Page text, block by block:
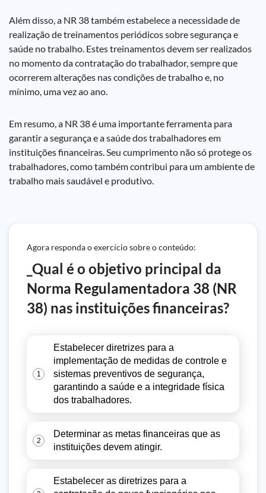
Além disso, a NR 38 também estabelece a necessidade de
realização de treinamentos periódicos sobre segurança e
saúde no trabalho. Estes treinamentos devem ser realizados
no momento da contratação do trabalhador, sempre que
ocorrerem alterações nas condições de trabalho e, no
mínimo, uma vez ao ano.
Em resumo, a NR 38 é uma importante ferramenta para
garantir a segurança e a saúde dos trabalhadores em
instituições financeiras. Seu cumprimento não só protege os
trabalhadores, como também contribui para um ambiente de
trabalho mais saudável e produtivo.
Agora responda o exercício sobre o conteúdo:
_Qual é o objetivo principal da
Norma Regulamentadora 38 (NR
38) nas instituições financeiras?
1
Estabelecer diretrizes para a
implementação de medidas de controle e
sistemas preventivos de segurança,
garantindo a saúde e a integridade física
dos trabalhadores.
2
Determinar as metas financeiras que as
instituições devem atingir.
Estabelecer as diretrizes para a